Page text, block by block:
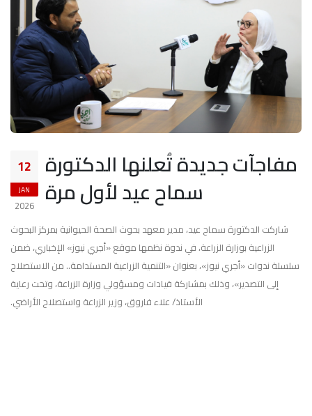
12
JAN
2026
مفاجآت جديدة تُعلنها الدكتورة
سماح عيد لأول مرة
شاركت الدكتورة سماح عيد، مدير معهد بحوث الصحة الحيوانية بمركز البحوث
الزراعية بوزارة الزراعة، في ندوة نظمها موقع «أجري نيوز» الإخباري، ضمن
سلسلة ندوات «أجري نيوز»، بعنوان «التنمية الزراعية المستدامة.. من الاستصلاح
إلى التصدير»، وذلك بمشاركة قيادات ومسؤولي وزارة الزراعة، وتحت رعاية
الأستاذ/ علاء فاروق، وزير الزراعة واستصلاح الأراضي.